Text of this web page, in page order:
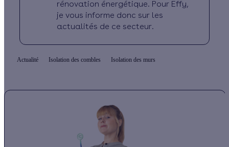
rénovation énergétique. Pour Effy,
je vous informe donc sur les
actualités de ce secteur.
Actualité Isolation des combles Isolation des murs